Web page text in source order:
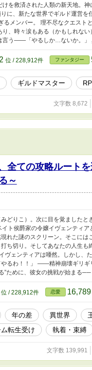
を救済された人類の新天地。
に、新たな世界でギルド運営
るメンバー。 理不尽なクエスト
、時々涙もある（かもしれな
言う――「やるしか…ないか。」
位 / 228,912件 ファンタジー
ギルドマスター
文字数 8,672
全ての攻略ルート
～
どりこ）。次に目を覚ましたと
ト侯爵家の令嬢イヴェンティ
れた謎のスクリーン。そこに
ち切り。そしてあなたの人生
ヴェンティアは唖然。しかし、
やるわ！！」 ――精神崩壊ギリ
”ために、彼女の挑戦が始まる──
位 / 228,912件 恋愛 16,789
年の差 異世界
転生受け 執着・束縛
文字数 139,991